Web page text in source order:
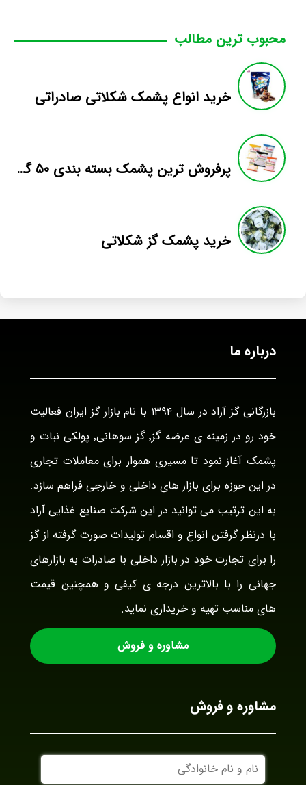
محبوب ترین مطالب
خرید انواع پشمک شکلاتی صادراتی
پرفروش ترین پشمک بسته بندی ۵۰ گرمی
خرید پشمک گز شکلاتی
درباره ما
بازرگانی گز آراد در سال ۱۳۹۴ با نام بازار گز ایران فعالیت
خود رو در زمینه ی عرضه گز٬ گز سوهانی٬ پولکی نبات و
پشمک آغاز نمود تا مسیری هموار برای معاملات تجاری
در این حوزه برای بازار های داخلی و خارجی فراهم سازد.
به این ترتیب می توانید در این شرکت صنایع غذایی آراد
با درنظر گرفتن انواع و اقسام تولیدات صورت گرفته از گز
را برای تجارت خود در بازار داخلی با صادرات به بازارهای
جهانی را با بالاترین درجه ی کیفی و همچنین قیمت
های مناسب تهیه و خریداری نماید.
مشاوره و فروش
مشاوره و فروش
نام
و